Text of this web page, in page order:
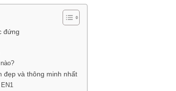
đứng
đẹp và thông minh nhất